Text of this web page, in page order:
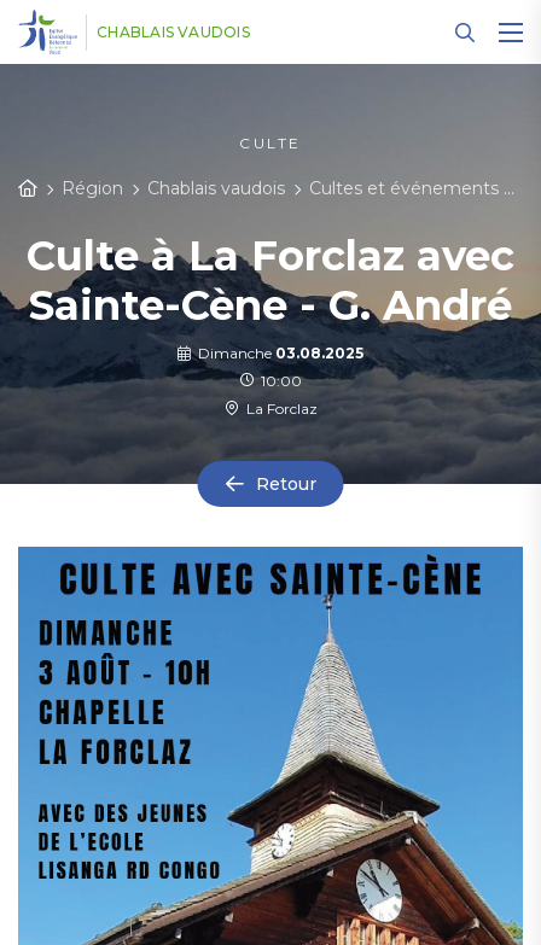
CHABLAIS VAUDOIS
CULTE
Région Chablais vaudois Cultes et événements
Culte à La Forclaz avec
Sainte-Cène - G. André
Dimanche 03.08.2025
10:00
La Forclaz
Retour
Panneau de gestion des cookies